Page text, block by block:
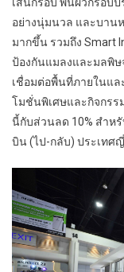
เส้นกรอบ พื้นผิวกรอบ
อย่างนุ่มนวล และบาน
มากขึ้น รวมถึง Smart
ป้องกันแมลงและมลพิษ
เชื่อมต่อพื้นที่ภายในแ
โมชั่นพิเศษและกิจกรร
นี้กับส่วนลด 10% สำห
บิน (ไป-กลับ) ประเทศ